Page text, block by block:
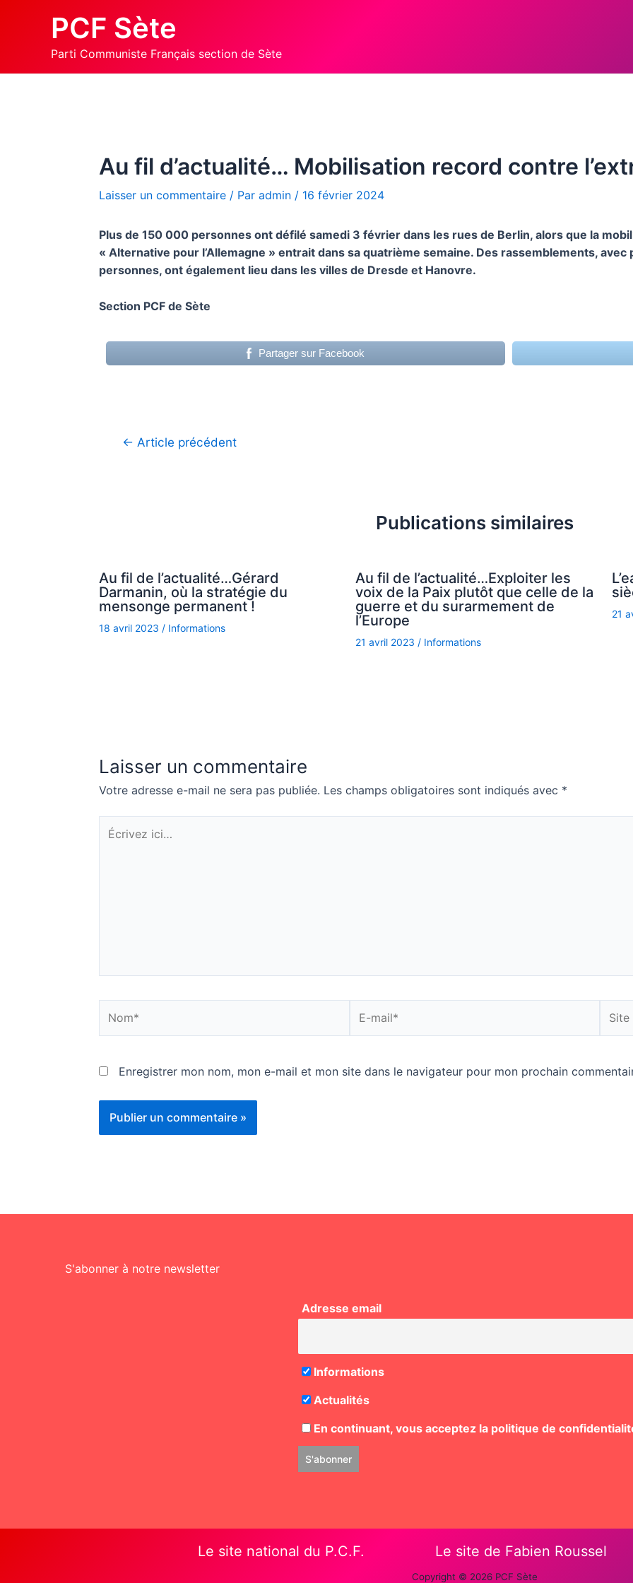
PCF Sète
Parti Communiste Français section de Sète
Au fil d’actualité… Mobilisation record contre
Laisser un commentaire / Par admin / 16 février 2024
Plus de 150 000 personnes ont défilé samedi 3 février dans les rues de Berlin, alors que la
« Alternative pour l’Allemagne » entrait dans sa quatrième semaine. Des rassemblements,
personnes, ont également lieu dans les villes de Dresde et Hanovre.
Section PCF de Sète
Partager sur Facebook
Navigation
← Article précédent
Publications similaires
Au fil de l’actualité…Gérard
Darmanin, où la stratégie du
mensonge permanent !
18 avril 2023 / Informations
Au fil de l’actualité…Exploiter les
voix de la Paix plutôt que celle de la
guerre et du surarmement de
l’Europe
21 avril 2023 / Informations
21
Laisser un commentaire
Votre adresse e-mail ne sera pas publiée. Les champs obligatoires sont indiqués avec *
Écrivez
ici…
mail*
Enregistrer mon nom, mon e-mail et mon site dans le navigateur pour mon prochain
S'abonner à notre newsletter
Adresse email
Informations
Actualités
En continuant, vous acceptez la politique de
Le site national du P.C.F. Le site de Fabien Roussel
Copyright © 2026 PCF Sète